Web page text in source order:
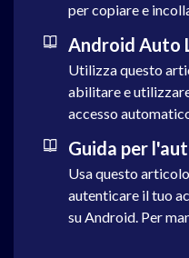
per copiare e
Android Auto
Utilizza questo
abilitare e
accesso
Guida per
Usa questo
autenticare il tuo
su Android. Per